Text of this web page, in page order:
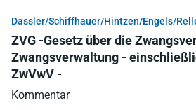
Dassler/Schiffhauer/Hintzen/Engels/
ZVG -Gesetz über die
Zwangsverwaltung -
ZwVwV -
Kommentar